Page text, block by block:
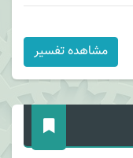
مشاهده تفسیر